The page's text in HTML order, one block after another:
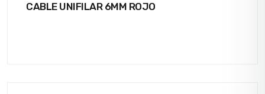
CABLE UNIFILAR 6MM ROJO